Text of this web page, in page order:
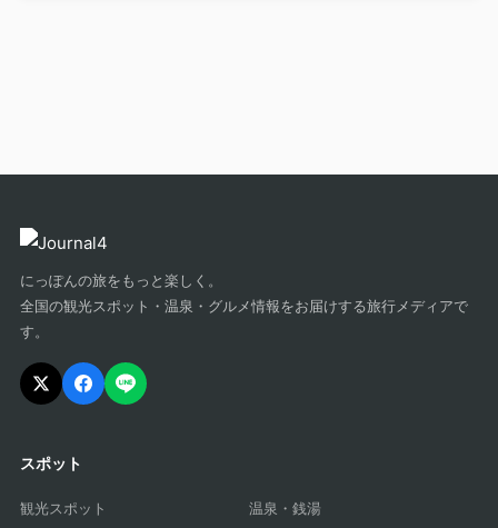
にっぽんの旅をもっと楽しく。
全国の観光スポット・温泉・グルメ情報をお届けする旅行メディアで
す。
スポット
観光スポット
温泉・銭湯